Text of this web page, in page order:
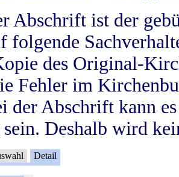
Abschrift ist der
folgende
des Original-
Fehler im
der Abschrift kann
sein. Deshalb wird
Detail